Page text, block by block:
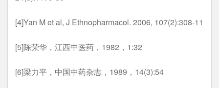
[4]Yan M et al, J Ethnopharmacol. 2006, 107(2):308-11
[5]陈荣华，江西中医药，1982，1:32
[6]梁力平，中国中药杂志，1989，14(3):54